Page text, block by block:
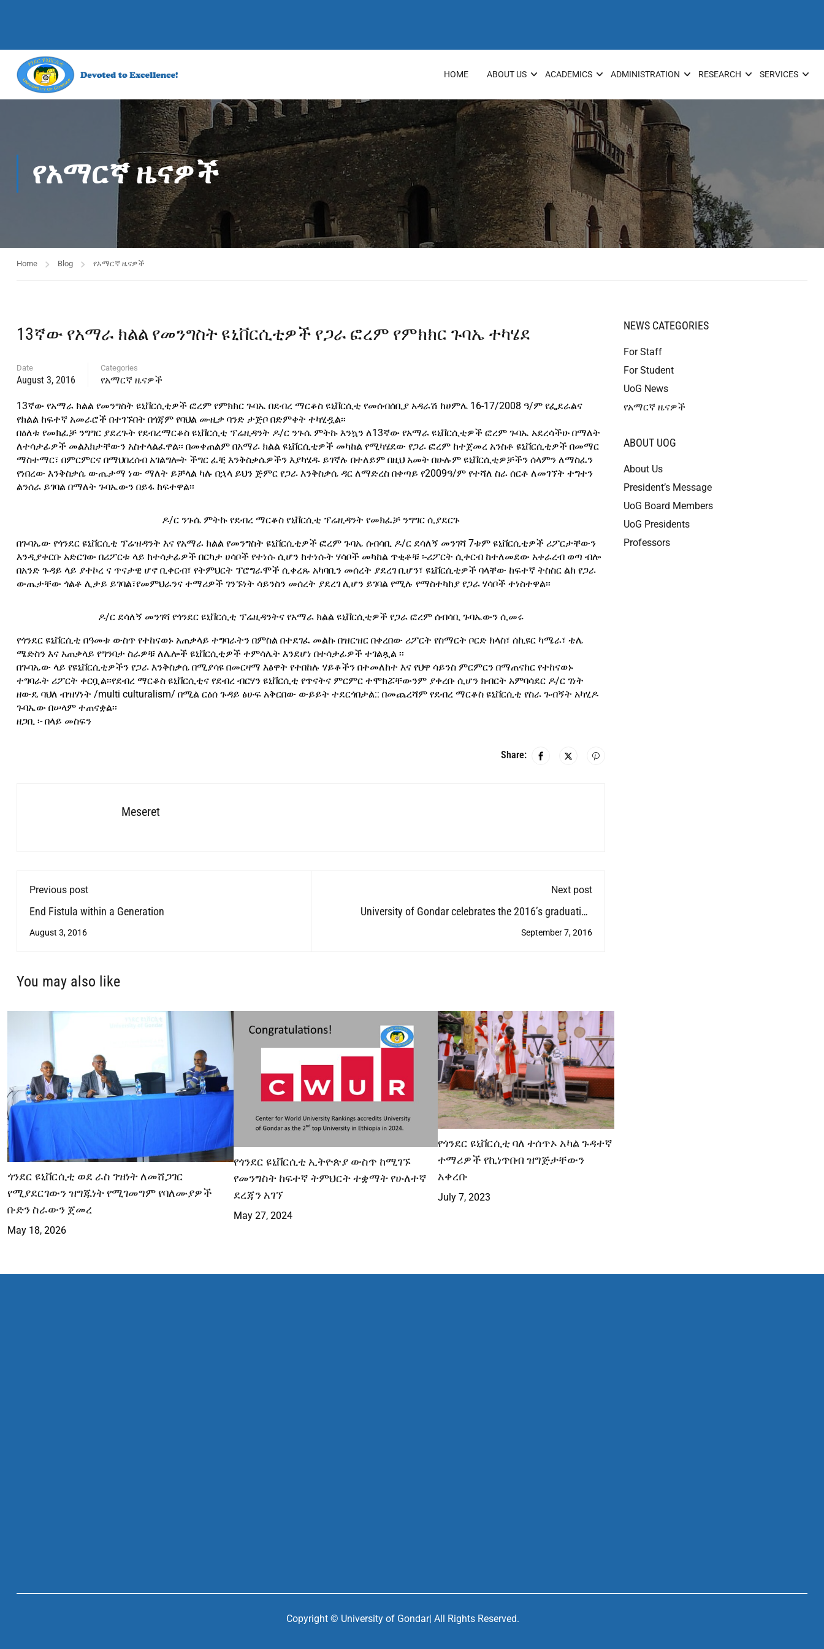
HOME ABOUT US ACADEMICS ADMINISTRATION RESEARCH SERVICES
የአማርኛ ዜናዎች
Home Blog የአማርኛ ዜናዎች
13ኛው የአማራ ክልል የመንግስት ዩኒቨርሲቲዎች የጋራ ፎረም የምክክር ጉባኤ ተካሄደ
Date
August 3, 2016
Categories
የአማርኛ ዜናዎች
13ኛው የአማራ ክልል የመንግስት ዩኒቨርሲቲዎች ፎረም የምክክር ጉባኤ በደብረ ማርቆስ ዩኒቨርሲቲ የመሰብሰቢያ አዳራሽ ከሀምሌ 16-17/2008 ዓ/ም የፌደራልና
የክልል ከፍተኛ አመራሮች በተገኙበት በጎጃም የባህል ሙዚቃ ባንድ ታጅቦ በድምቀት ተካሂዷል፡፡
በዕለቱ የመክፈቻ ንግግር ያደረጉት የደብረማርቆስ ዩኒቨርሲቲ ፕሬዚዳንት ዶ/ር ንጉሴ ምትኩ እንኳን ለ13ኛው የአማራ ዩኒቨርሲቲዎች ፎረም ጉባኤ አደረሳችሁ በማለት
ለተሳታፊዎች መልእክታቸውን አስተላልፈዋል፡፡ በመቀጠልም በአማራ ክልል ዩኒቨርሲቲዎች መካከል የሚካሄደው የጋራ ፎረም ከተጀመረ አንስቶ ዩኒቨርሲቲዎች በመማር
ማስተማር፣ በምርምርና በማህበረሰብ አገልግሎት ችግር ፈቺ እንቅስቃሴዎችን እያካሄዱ ይገኛሉ በተለይም በዚህ አመት በሁሉም ዩኒቨርሲቲዎቻችን ሰላምን ለማስፈን
የነበረው እንቅስቃሴ ውጤታማ ነው ማለት ይቻላል ካሉ በኋላ ይህን ጅምር የጋራ እንቅስቃሴ ዳር ለማድረስ በቀጣይ የ2009ዓ/ም የተሻለ ስራ ሰርቶ ለመገኘት ተግተን
ልንሰራ ይገባል በማለት ጉባኤውን በይፋ ከፍተዋል፡፡
ዶ/ር ንጉሴ ምትኩ የደብረ ማርቆስ የኒቨርሲቲ ፕሬዚዳንት የመክፈቻ ንግግር ሲያደርጉ
በጉባኤው የጎንደር ዩኒቨርሲቲ ፕሬዝዳንት እና የአማራ ክልል የመንግስት ዩኒቨርሲቲዎች ፎረም ጉባኤ ሰብሳቢ ዶ/ር ደሳለኝ መንገሻ 7ቱም ዩኒቨርሲቲዎች ሪፖርታቸውን
እንዲያቀርቡ አድርገው በሪፖርቱ ላይ ከተሳታፊዎች በርካታ ሀሳቦች የተነሱ ሲሆን ከተነሱት ሃሳቦች መካከል ጥቂቶቹ ፡-ሪፖርት ሲቀርብ ከተለመደው አቀራረብ ወጣ ብሎ
በአንድ ጉዳይ ላይ ያተኮረ ና ጥናታዊ ሆኖ ቢቀርብ፣ የትምህርት ፕሮግራሞች ሲቀረጹ አካባቢን መሰረት ያደረገ ቢሆን፣ ዩኒቨርሲቲዎች ባላቸው ከፍተኛ ትስስር ልክ የጋራ
ውጤታቸው ጎልቶ ሊታይ ይገባል፣የመምህራንና ተማሪዎች ገንኙነት ሳይንስን መሰረት ያደረገ ሊሆን ይገባል የሚሉ የማስተካከያ የጋራ ሃሳቦች ተነስተዋል፡፡
ዶ/ር ደሳለኝ መንገሻ የጎንደር ዩኒቨርሲቲ ፕሬዚዳንትና የአማራ ክልል ዩኒቨርሲቲዎች የጋራ ፎረም ሰብሳቢ ጉባኤውን ሲመሩ
የጎንደር ዩኒቨርሲቲ በዓመቱ ውስጥ የተከናወኑ አጠቃላይ ተግባራትን በምስል በተደገፈ መልኩ በዝርዝር በቀረበው ሪፖርት የስማርት ቦርድ ክላስ፣ ሰኪዩር ካሜራ፣ ቴሌ
ሜድስን እና አጠቃላይ የግንባታ ስራዎቹ ለሌሎች ዩኒቨርሲቲዎች ተምሳሌት እንደሆነ በተሳታፊዎች ተገልጿል ፡፡
በጉባኤው ላይ የዩኒቨርሲቲዎችን የጋራ እንቅስቃሴ በሚያሳዩ በመርዛማ እፅዋት የተበከሉ ሃይቆችን በተመለከተ እና የህዋ ሳይንስ ምርምርን በማጠናከር የተከናወኑ
ተግባራት ሪፖርት ቀርቧል፡፡የደብረ ማርቆስ ዩኒቨርሲቲና የደብረ ብርሃን ዩኒቨርሲቲ የጥናትና ምርምር ተሞክሯቸውንም ያቀረቡ ሲሆን ክብርት አምባሳደር ዶ/ር ገነት
ዘውዴ ባህለ ብዝሃነት /multi culturalism/ በሚል ርዕሰ ጉዳይ ፅሁፍ አቅርበው ውይይት ተደርጎበታል:: በመጨረሻም የደብረ ማርቆስ ዩኒቨርሲቲ የስራ ጉብኝት አካሂዶ
ጉባኤው በሠላም ተጠናቋል፡፡
ዘጋቢ ፡- በላይ መስፍን
Share:
Meseret
Previous post
End Fistula within a Generation
August 3, 2016
Next post
University of Gondar celebrates the 2016’s graduation
ceremony colorfully
September 7, 2016
You may also like
ጎንደር ዩኒቨርሲቲ ወደ ራስ ገዝነት ለመሸጋገር
የሚያደርገውን ዝግጁነት የሚገመግም የባለሙያዎች
ቡድን ስራውን ጀመረ
May 18, 2026
የጎንደር ዩኒቨርሲቲ ኢትዮጵያ ውስጥ ከሚገኙ
የመንግስት ከፍተኛ ትምህርት ተቋማት የሁለተኛ
ደረጃን አገኘ
May 27, 2024
የጎንደር ዩኒቨርሲቲ ባለ ተሰጥኦ አካል ጉዳተኛ
ተማሪዎች የኪነጥበብ ዝግጅታቸውን
አቀረቡ
July 7, 2023
NEWS CATEGORIES
For Staff
For Student
UoG News
የአማርኛ ዜናዎች
ABOUT UOG
About Us
President’s Message
UoG Board Members
UoG Presidents
Professors
Copyright © University of Gondar| All Rights Reserved.